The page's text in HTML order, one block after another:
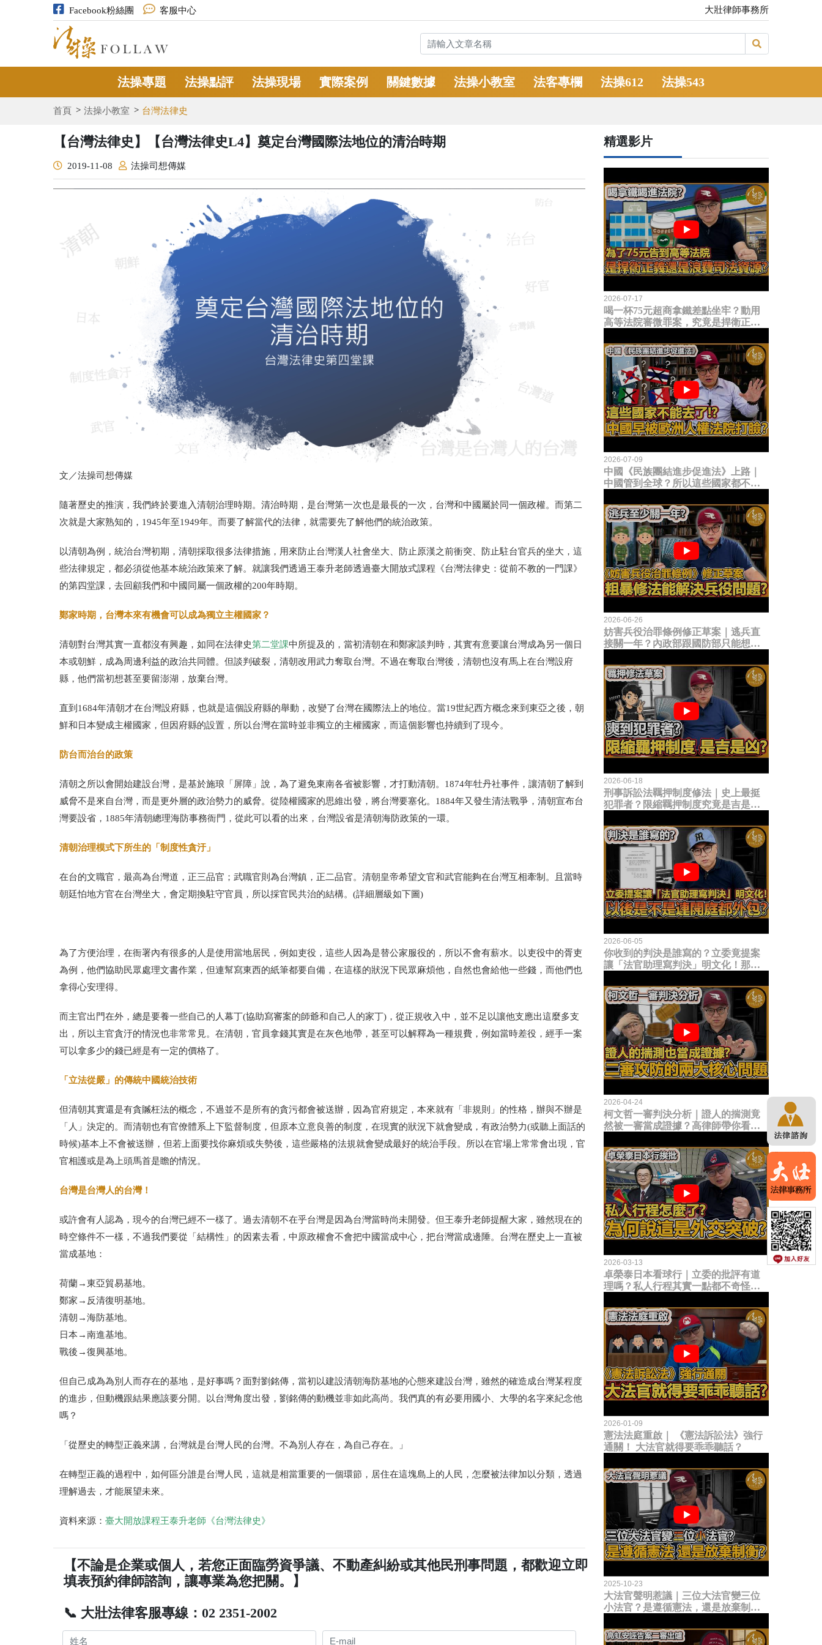
Facebook粉絲團 客服中心 大壯律師事務所
法操專題 法操點評 法操現場 實際案例 關鍵數據 法操小教室 法客專欄 法操612 法操543
首頁 法操小教室 台灣法律史
【台灣法律史】【台灣法律史L4】奠定台灣國際法地位的清治時期
2019-11-08 法操司想傳媒
文／法操司想傳媒
隨著歷史的推演，我們終於要進入清朝治理時期。清治時期，是台灣第一次也是最長的一次，台灣和中國屬於同一個政權。而第二
次就是大家熟知的，1945年至1949年。而要了解當代的法律，就需要先了解他們的統治政策。
以清朝為例，統治台灣初期，清朝採取很多法律措施，用來防止台灣漢人社會坐大、防止原漢之前衝突、防止駐台官兵的坐大，這
些法律規定，都必須從他基本統治政策來了解。就讓我們透過王泰升老師透過臺大開放式課程《台灣法律史：從前不教的一門課》
的第四堂課，去回顧我們和中國同屬一個政權的200年時期。
鄭家時期，台灣本來有機會可以成為獨立主權國家？
清朝對台灣其實一直都沒有興趣，如同在法律史第二堂課中所提及的，當初清朝在和鄭家談判時，其實有意要讓台灣成為另一個日
本或朝鮮，成為周邊利益的政治共同體。但談判破裂，清朝改用武力奪取台灣。不過在奪取台灣後，清朝也沒有馬上在台灣設府
縣，他們當初想甚至要留澎湖，放棄台灣。
直到1684年清朝才在台灣設府縣，也就是這個設府縣的舉動，改變了台灣在國際法上的地位。當19世紀西方概念來到東亞之後，朝
鮮和日本變成主權國家，但因府縣的設置，所以台灣在當時並非獨立的主權國家，而這個影響也持續到了現今。
防台而治台的政策
清朝之所以會開始建設台灣，是基於施琅「屏障」說，為了避免東南各省被影響，才打動清朝。1874年牡丹社事件，讓清朝了解到
威脅不是來自台灣，而是更外層的政治勢力的威脅。從陸權國家的思維出發，將台灣要塞化。1884年又發生清法戰爭，清朝宣布台
灣要設省，1885年清朝總理海防事務衙門，從此可以看的出來，台灣設省是清朝海防政策的一環。
清朝治理模式下所生的「制度性貪汙」
在台的文職官，最高為台灣道，正三品官；武職官則為台灣鎮，正二品官。清朝皇帝希望文官和武官能夠在台灣互相牽制。且當時
朝廷怕地方官在台灣坐大，會定期換駐守官員，所以採官民共治的結構。(詳細層級如下圖)
為了方便治理，在衙署內有很多的人是使用當地居民，例如吏役，這些人因為是替公家服役的，所以不會有薪水。以吏役中的胥吏
為例，他們協助民眾處理文書作業，但連幫寫東西的紙筆都要自備，在這樣的狀況下民眾麻煩他，自然也會給他一些錢，而他們也
拿得心安理得。
而主官出門在外，總是要養一些自己的人幕丁(協助寫審案的師爺和自己人的家丁)，從正規收入中，並不足以讓他支應出這麼多支
出，所以主官貪汙的情況也非常常見。在清朝，官員拿錢其實是在灰色地帶，甚至可以解釋為一種規費，例如當時差役，經手一案
可以拿多少的錢已經是有一定的價格了。
「立法從嚴」的傳統中國統治技術
但清朝其實還是有貪贓枉法的概念，不過並不是所有的貪污都會被送辦，因為官府規定，本來就有「非規則」的性格，辦與不辦是
「人」決定的。而清朝也有官僚體系上下監督制度，但原本立意良善的制度，在現實的狀況下就會變成，有政治勢力(或聽上面話的
時候)基本上不會被送辦，但若上面要找你麻煩或失勢後，這些嚴格的法規就會變成最好的統治手段。所以在官場上常常會出現，官
官相護或是為上頭馬首是瞻的情況。
台灣是台灣人的台灣！
或許會有人認為，現今的台灣已經不一樣了。過去清朝不在乎台灣是因為台灣當時尚未開發。但王泰升老師提醒大家，雖然現在的
時空條件不一樣，不過我們要從「結構性」的因素去看，中原政權會不會把中國當成中心，把台灣當成邊陲。 台灣在歷史上一直被
當成基地：
荷蘭→東亞貿易基地。
鄭家→反清復明基地。
清朝→海防基地。
日本→南進基地。
戰後→復興基地。
但自己成為為別人而存在的基地，是好事嗎？面對劉銘傳，當初以建設清朝海防基地的心態來建設台灣，雖然的確造成台灣某程度
的進步，但動機跟結果應該要分開。以台灣角度出發，劉銘傳的動機並非如此高尚。我們真的有必要用國小、大學的名字來紀念他
嗎？
「從歷史的轉型正義來講，台灣就是台灣人民的台灣。不為別人存在，為自己存在。」
在轉型正義的過程中，如何區分誰是台灣人民，這就是相當重要的一個環節，居住在這塊島上的人民，怎麼被法律加以分類，透過
理解過去，才能展望未來。
資料來源： 臺大開放課程王泰升老師《台灣法律史》
【不論是企業或個人，若您正面臨勞資爭議、不動產糾紛或其他民刑事問題，都歡迎立即
填表預約律師諮詢，讓專業為您把關。】
📞 大壯法律客服專線：02 2351-2002
精選影片
2026-07-17
喝一杯75元超商拿鐵差點坐牢？動用
高等法院審微罪案，究竟是捍衛正義
2026-07-09
中國《民族團結進步促進法》上路｜
中國管到全球？所以這些國家都不能
臉？
2026-06-26
妨害兵役治罪條例修正草案｜逃兵直
接關一年？內政部跟國防部只能想到
題？
2026-06-18
刑事訴訟法羈押制度修法｜史上最挺
犯罪者？限縮羈押制度究竟是吉是
2026-06-05
你收到的判決是誰寫的？立委竟提案
讓「法官助理寫判決」明文化！那以
2026-04-24
柯文哲一審判決分析｜證人的揣測竟
然被一審當成證據？高律師帶你看未
2026-03-13
卓榮泰日本看球行｜立委的批評有道
理嗎？私人行程其實一點都不奇怪？
2026-01-09
憲法法庭重啟｜ 《憲法訴訟法》強行
通關！ 大法官就得要乖乖聽話？
2025-10-23
大法官聲明惹議｜三位大法官變三位
小法官？是遵循憲法，還是放棄制衡